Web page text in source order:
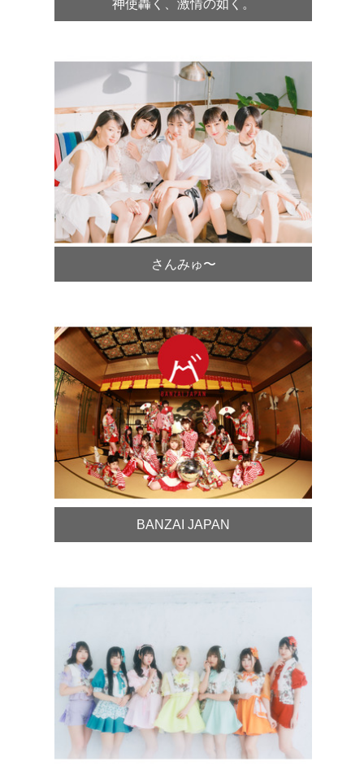
神使轟く、激情の如く。
さんみゅ〜
BANZAI JAPAN